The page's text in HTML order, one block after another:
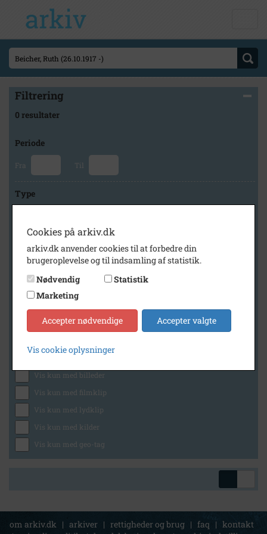
Filtrering
0 resultater
Periode
Fra Til
Type
Arkiv
Historisk Arkiv Dragør
Generelt
Vis kun med billeder
Vis kun med filmklip
Vis kun med lydklip
Vis kun med kilder
Vis kun med geo-tag
om arkiv.dk | arkiver | rettigheder og brug | faq | kontakt
Cookies på arkiv.dk
arkiv.dk anvender cookies til at forbedre din
brugeroplevelse og til indsamling af statistik.
Nødvendig
Statistik
Marketing
Accepter nødvendige Accepter valgte
Vis cookie oplysninger